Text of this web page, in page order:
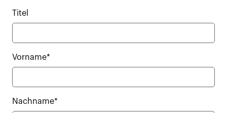
Titel
Vorname*
Nachname*